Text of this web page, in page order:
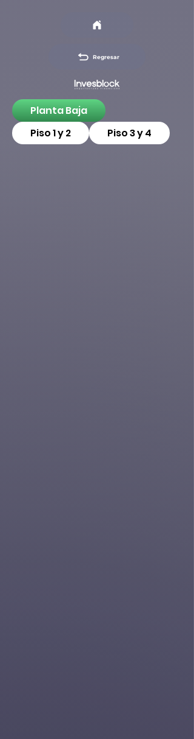
Regresar
Planta Baja
Piso 1 y 2
Piso 3 y 4